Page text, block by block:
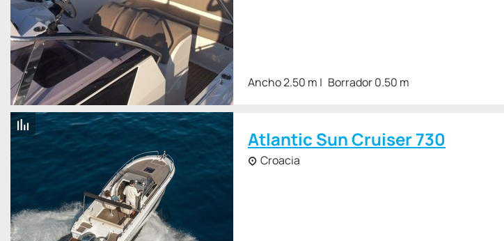
Ancho 2.50 m Borrador 0.50 m
Atlantic Sun Cruiser 730
Croacia